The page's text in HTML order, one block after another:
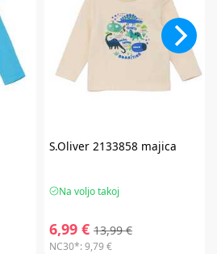
S.Oliver2133858 majica
Na voljo takoj
6,99 € 13,99 €
NC30*:9,79 €